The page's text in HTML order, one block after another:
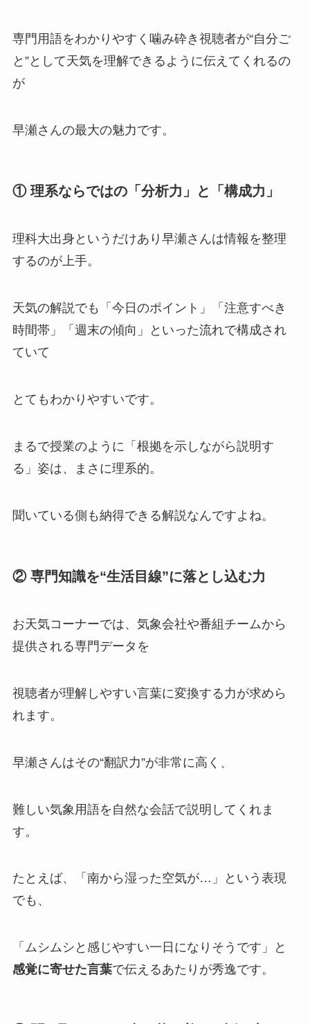
専門用語をわかりやすく噛み砕き視聴者が“自分ご
と”として天気を理解できるように伝えてくれるの
が
早瀬さんの最大の魅力です。
① 理系ならではの「分析力」と「構成力」
理科大出身というだけあり早瀬さんは情報を整理
するのが上手。
天気の解説でも「今日のポイント」「注意すべき
時間帯」「週末の傾向」といった流れで構成され
ていて
とてもわかりやすいです。
まるで授業のように「根拠を示しながら説明す
る」姿は、まさに理系的。
聞いている側も納得できる解説なんですよね。
② 専門知識を“生活目線”に落とし込む力
お天気コーナーでは、気象会社や番組チームから
提供される専門データを
視聴者が理解しやすい言葉に変換する力が求めら
れます。
早瀬さんはその“翻訳力”が非常に高く、
難しい気象用語を自然な会話で説明してくれま
す。
たとえば、「南から湿った空気が…」という表現
でも、
「ムシムシと感じやすい一日になりそうです」と
感覚に寄せた言葉で伝えるあたりが秀逸です。